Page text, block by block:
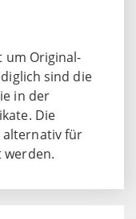
um Original-
sind die
in der
Die
für
werden.